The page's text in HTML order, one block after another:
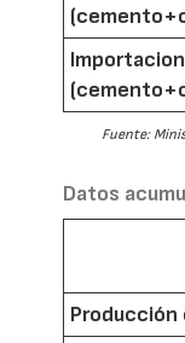
Fuente:
Datos